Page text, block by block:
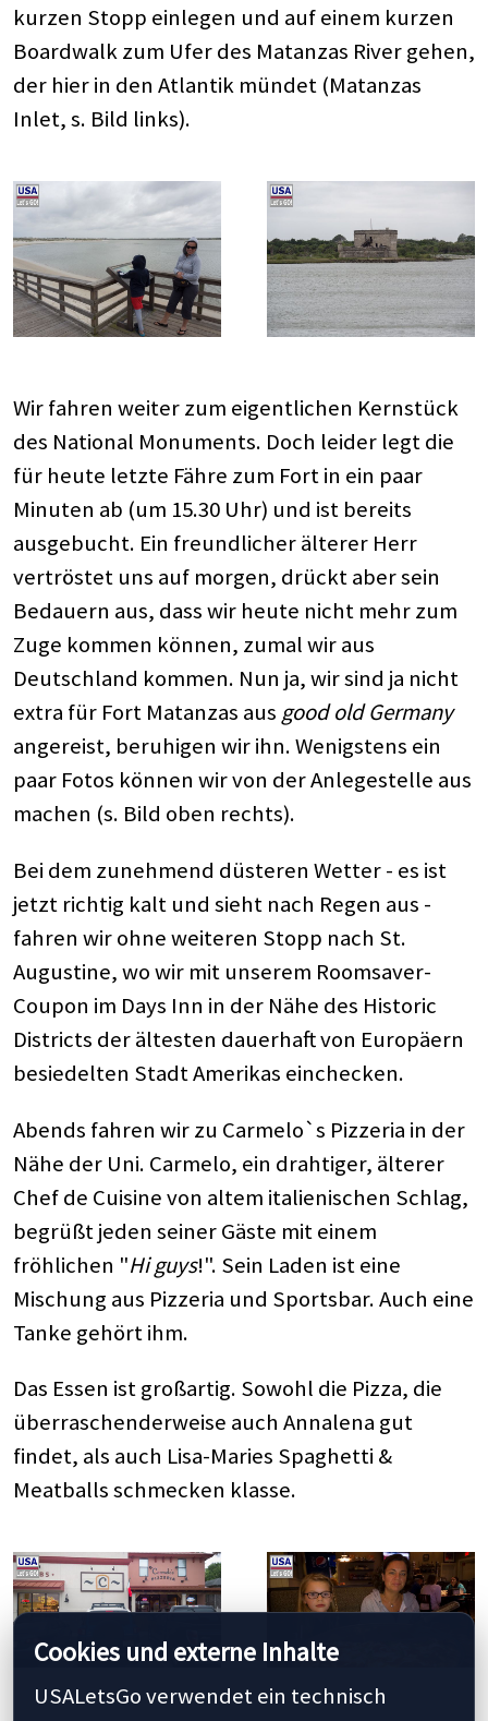
kurzen Stopp einlegen und auf einem kurzen
Boardwalk zum Ufer des Matanzas River gehen,
der hier in den Atlantik mündet (Matanzas
Inlet, s. Bild links).
Wir fahren weiter zum eigentlichen Kernstück
des National Monuments. Doch leider legt die
für heute letzte Fähre zum Fort in ein paar
Minuten ab (um 15.30 Uhr) und ist bereits
ausgebucht. Ein freundlicher älterer Herr
vertröstet uns auf morgen, drückt aber sein
Bedauern aus, dass wir heute nicht mehr zum
Zuge kommen können, zumal wir aus
Deutschland kommen. Nun ja, wir sind ja nicht
extra für Fort Matanzas aus good old Germany
angereist, beruhigen wir ihn. Wenigstens ein
paar Fotos können wir von der Anlegestelle aus
machen (s. Bild oben rechts).
Bei dem zunehmend düsteren Wetter - es ist
jetzt richtig kalt und sieht nach Regen aus -
fahren wir ohne weiteren Stopp nach St.
Augustine, wo wir mit unserem Roomsaver-
Coupon im Days Inn in der Nähe des Historic
Districts der ältesten dauerhaft von Europäern
besiedelten Stadt Amerikas einchecken.
Abends fahren wir zu Carmelo`s Pizzeria in der
Nähe der Uni. Carmelo, ein drahtiger, älterer
Chef de Cuisine von altem italienischen Schlag,
begrüßt jeden seiner Gäste mit einem
fröhlichen "Hi guys!". Sein Laden ist eine
Mischung aus Pizzeria und Sportsbar. Auch eine
Tanke gehört ihm.
Das Essen ist großartig. Sowohl die Pizza, die
überraschenderweise auch Annalena gut
findet, als auch Lisa-Maries Spaghetti &
Meatballs schmecken klasse.
Cookies und externe Inhalte
USALetsGo verwendet ein technisch